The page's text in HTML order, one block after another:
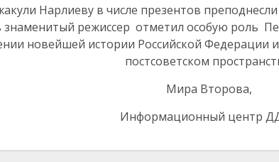
Нарлиеву в числе презентов
знаменитый режиссер отметил особую роль
новейшей истории Российской Федерации
постсоветском
Мира Второва,
Информационный центр